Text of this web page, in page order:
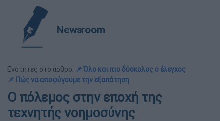
Newsroom
Ενότητες στο άρθρο: 📌 Όλο και πιο δύσκολος ο έλεγχος
📌 Πώς να αποφύγουμε την εξαπάτηση
Ο πόλεμος στην εποχή της
τεχνητής νοημοσύνης